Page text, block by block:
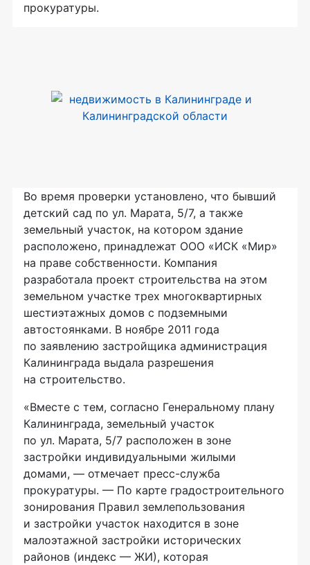
прокуратуры.
Во время проверки установлено, что бывший
детский сад по ул. Марата, 5/7, а также
земельный участок, на котором здание
расположено, принадлежат ООО «ИСК «Мир»
на праве собственности. Компания
разработала проект строительства на этом
земельном участке трех многоквартирных
шестиэтажных домов с подземными
автостоянками. В ноябре 2011 года
по заявлению застройщика администрация
Калининграда выдала разрешения
на строительство.
«Вместе с тем, согласно Генеральному плану
Калининграда, земельный участок
по ул. Марата, 5/7 расположен в зоне
застройки индивидуальными жилыми
домами, — отмечает пресс-служба
прокуратуры. — По карте градостроительного
зонирования Правил землепользования
и застройки участок находится в зоне
малоэтажной застройки исторических
районов (индекс — ЖИ), которая